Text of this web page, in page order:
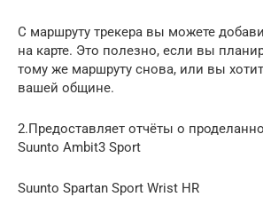
С маршруту трекера вы можете
на карте. Это полезно, если вы
тому же маршруту снова, или вы
вашей общине.
2.Предоставляет отчёты о
Suunto Ambit3 Sport
Suunto Spartan Sport Wrist HR